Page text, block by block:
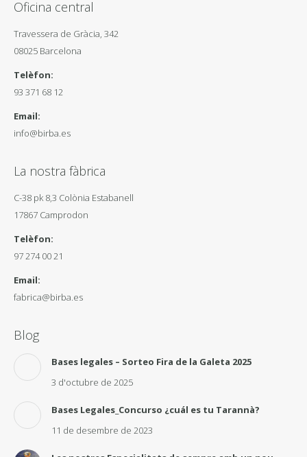
Oficina central
Travessera de Gràcia, 342
08025 Barcelona
Telèfon:
93 371 68 12
Email:
info@birba.es
La nostra fàbrica
C-38 pk 8,3 Colònia Estabanell
17867 Camprodon
Telèfon:
97 274 00 21
Email:
fabrica@birba.es
Blog
Bases legales – Sorteo Fira de la Galeta 2025
3 d'octubre de 2025
Bases Legales_Concurso ¿cuál es tu Tarannà?
11 de desembre de 2023